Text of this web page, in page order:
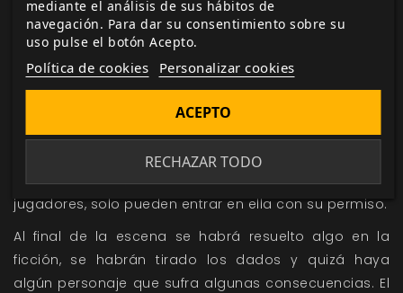
facción, iniciar un Enfrentamiento con otro personaje
jugador usando una facción o un tercer personaje
jugador (de hecho, ganará un Dado de Ventaja si
emplea una facción o un personaje jugador
El Controlador tiene la autoridad sobre la escena y
los demás personajes, tanto jugadores como no
jugadores, solo pueden entrar en ella con su permiso.
Al final de la escena se habrá resuelto algo en la
ficción, se habrán tirado los dados y quizá haya
algún personaje que sufra algunas consecuencias. El
mediante el análisis de sus hábitos de
navegación. Para dar su consentimiento sobre su
uso pulse el botón Acepto.
Política de cookies Personalizar cookies
RECHAZAR TODO
ACEPTO